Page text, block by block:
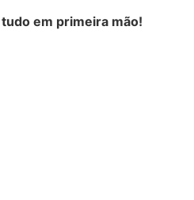
em primeira mão!